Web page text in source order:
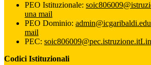
PEO Istituzionale:
una mail
PEO Dominio:
mail
PEC: soic806009@pec.istruzione.it
Codici Istituzionali